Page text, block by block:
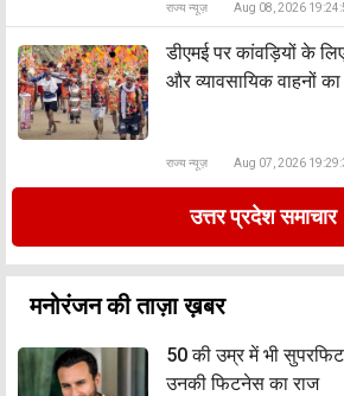
राज्य न्यूज़ Aug 08, 2026
डीएमई पर कांवड़ियों के
और व्यावसायिक वाहनों
राज्य न्यूज़ Aug 07, 2026
उत्तर प्रदेश समाचार
मनोरंजन की ताज़ा ख़बर
50 की उम्र में भी
उनकी फिटनेस का राज